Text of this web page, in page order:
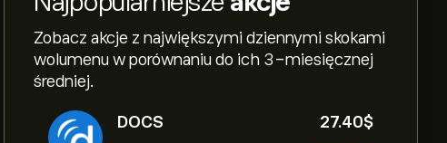
Zobacz akcje z największymi dziennymi skokami
wolumenu w porównaniu do ich 3-miesięcznej
średniej.
DOCS
27.40‎$‎